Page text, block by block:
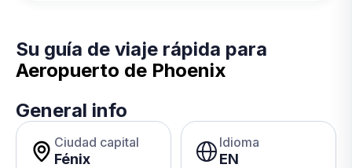
Su guía de viaje rápida para
Aeropuerto de Phoenix
General info
Ciudad capital
Fénix
Idioma
EN